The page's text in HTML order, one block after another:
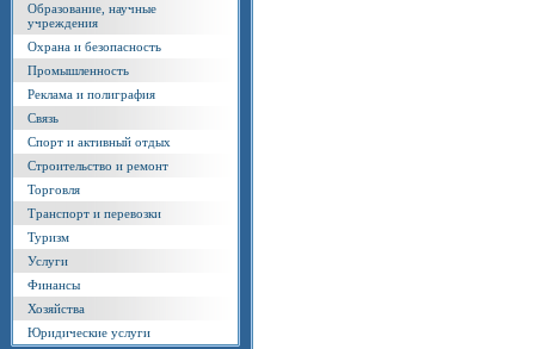
Образование, научные
учреждения
Охрана и безопасность
Промышленность
Реклама и полиграфия
Связь
Спорт и активный отдых
Строительство и ремонт
Торговля
Транспорт и перевозки
Туризм
Услуги
Финансы
Хозяйства
Юридические услуги